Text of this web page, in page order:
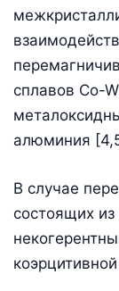
сплавов Co-
алюминия
В случае
состоящих из